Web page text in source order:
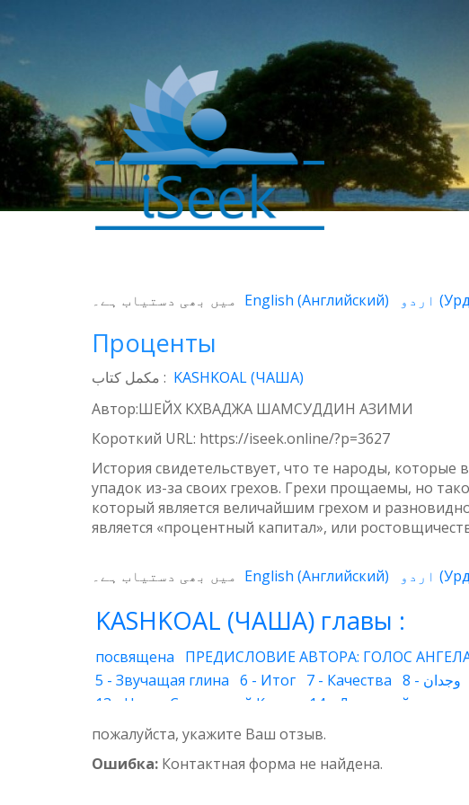
(
English (Английский) میں بھی دستیاب ہے۔
Проценты
مکمل کتاب : KASHKOAL (ЧАША)
Автор:ШЕЙХ КХВАДЖА ШАМСУДДИН АЗИМИ
Короткий URL: https://iseek.online/?p=3627
История свидетельствует, что те народы, которые
упадок из-за своих грехов. Грехи прощаемы, но
который является величайшим грехом и
является «процентный капитал», или
(
English (Английский) میں بھی دستیاب ہے۔
KASHKOAL (ЧАША) главы :
посвящена ПРЕДИСЛОВИЕ АВТОРА: ГОЛОС
5 - Звучащая глина 6 - Итог 7 - Качества 8 - وجدان
13 - Наука Священной Книги
14 - Духовный человек
20 - Друг Бога
21 - Супружеская жизнь
29 - Вера
30 - Воздушный шар
35 - Утренний ветерок 36 - Божественный свет и
пожалуйста, укажите Ваш отзыв.
Ошибка: Контактная форма не найдена.
WhatsApp